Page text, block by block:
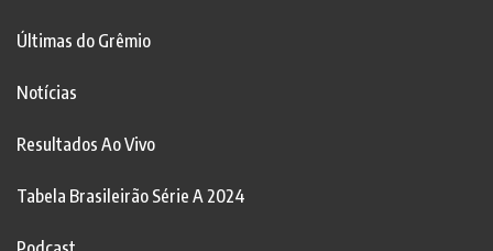
Últimas do Grêmio
Notícias
Resultados Ao Vivo
Tabela Brasileirão Série A 2024